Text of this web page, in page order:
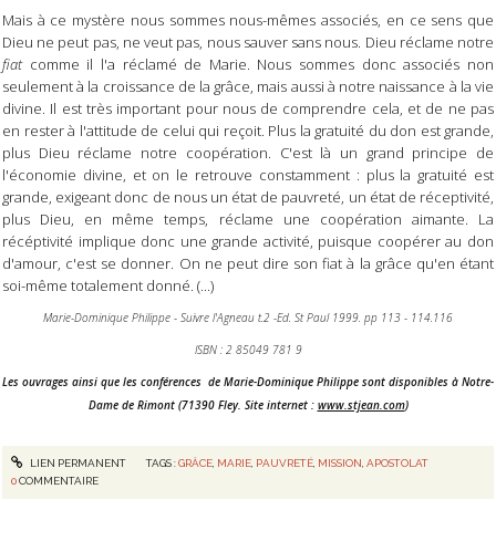
Mais à ce mystère nous sommes nous-mêmes associés, en ce sens que
Dieu ne peut pas, ne veut pas, nous sauver sans nous. Dieu réclame notre
fiatcomme il l'a réclamé de Marie. Nous sommes donc associés non
seulement à la croissance de la grâce, mais aussi à notre naissance à la vie
divine. Il est très important pour nous de comprendre cela, et de ne pas
en rester à l'attitude de celui qui reçoit. Plus la gratuité du don est grande,
plus Dieu réclame notre coopération. C'est là un grand principe de
l'économie divine, et on le retrouve constamment : plus la gratuité est
grande, exigeant donc de nous un état de pauvreté, un état de réceptivité,
plus Dieu, en même temps, réclame une coopération aimante. La
récéptivité implique donc une grande activité, puisque coopérer au don
d'amour, c'est se donner. On ne peut dire son fiat à la grâce qu'en étant
soi-même totalement donné. (...)
Marie-Dominique Philippe - Suivre l'Agneau t.2 -Ed. St Paul 1999. pp 113 - 114.116
ISBN : 2 85049 781 9
Les ouvrages ainsi que les conférences de Marie-Dominique Philippe sont disponibles à Notre-
Dame de Rimont (71390 Fley. Site internet : www.stjean.com)
LIEN PERMANENT TAGS :GRÂCE, MARIE, PAUVRETÉ, MISSION APOSTOLAT
0COMMENTAIRE